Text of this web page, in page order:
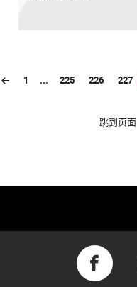
1 ... 225 226 227
跳到页面